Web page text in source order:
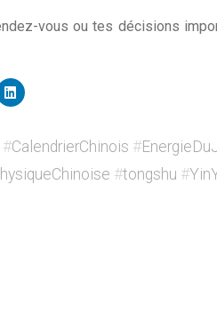
vous ou tes décisions
#CalendrierChinois #
#tongshu #